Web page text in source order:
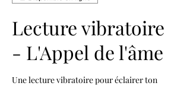
Lecture vibratoire
- L'Appel de l'âme
Une lecture vibratoire pour éclairer ton